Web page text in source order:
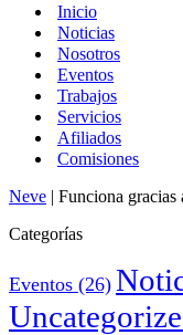
Inicio
Noticias
Nosotros
Eventos
Trabajos
Servicios
Afiliados
Comisiones
Neve | Funciona gracias
Categorías
Eventos (26)